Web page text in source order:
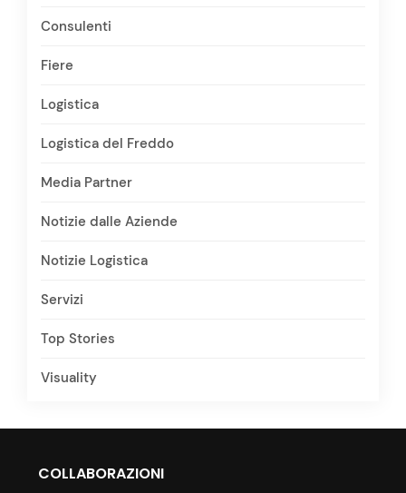
Consulenti
Fiere
Logistica
Logistica del Freddo
Media Partner
Notizie dalle Aziende
Notizie Logistica
Servizi
Top Stories
Visuality
COLLABORAZIONI